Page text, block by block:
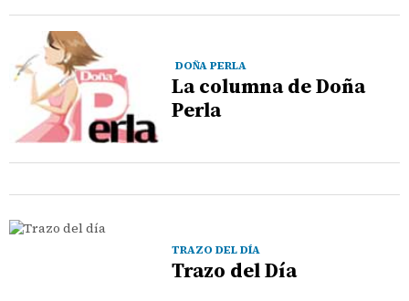
DOÑA PERLA
La columna de Doña
Perla
TRAZO DEL DÍA
Trazo del Día